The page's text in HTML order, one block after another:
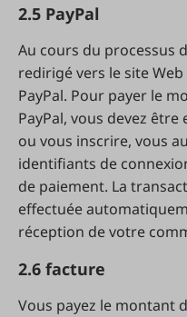
2.5 PayPal
Au cours du processus
redirigé vers le site
PayPal. Pour payer le
PayPal, vous devez
ou vous inscrire, vous
identifiants de
de paiement. La
effectuée
réception de votre
2.6 facture
Vous payez le montant